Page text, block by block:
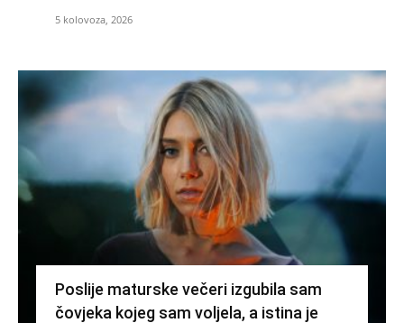
5 kolovoza, 2026
Poslije maturske večeri izgubila sam
čovjeka kojeg sam voljela, a istina je